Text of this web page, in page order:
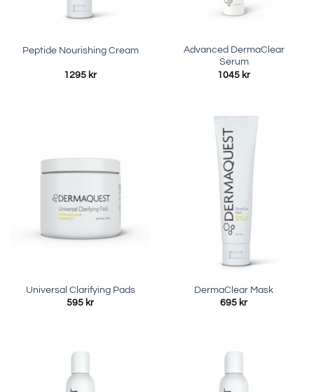
Peptide Nourishing Cream
1295 kr
Advanced DermaClear
Serum
1045 kr
Universal Clarifying Pads
595 kr
DermaClear Mask
695 kr